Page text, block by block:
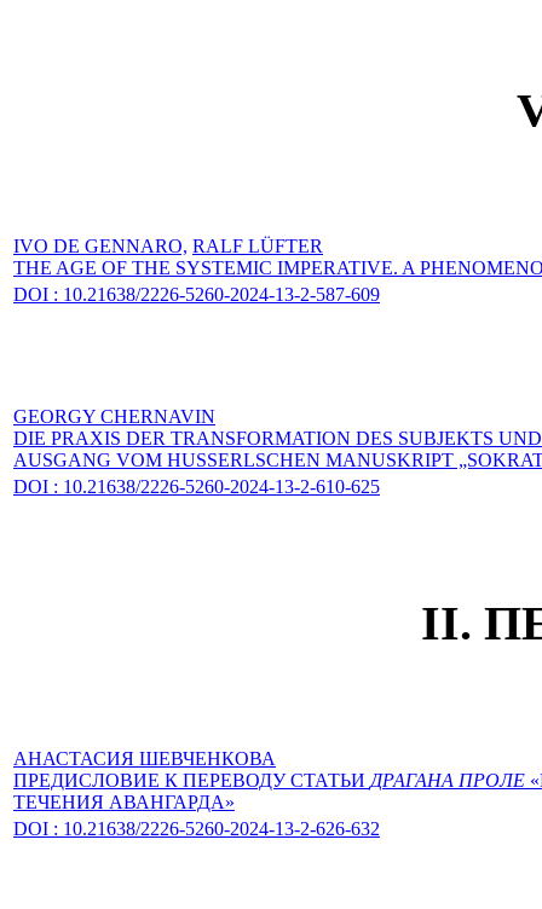
IVO DE GENNARO, RALF LÜFTER
THE AGE OF THE SYSTEMIC IMPERATIVE. A
DOI : 10.21638/2226-5260-2024-13-2-587-609
GEORGY CHERNAVIN
DIE PRAXIS DER TRANSFORMATION DES SUBJEKTS
AUSGANG VOM HUSSERLSCHEN MANUSKRIPT
DOI : 10.21638/2226-5260-2024-13-2-610-625
II.
АНАСТАСИЯ ШЕВЧЕНКОВА
ПРЕДИСЛОВИЕ К ПЕРЕВОДУ СТАТЬИ ДРАГАНА ПРОЛЕ
ТЕЧЕНИЯ АВАНГАРДА»
DOI : 10.21638/2226-5260-2024-13-2-626-632